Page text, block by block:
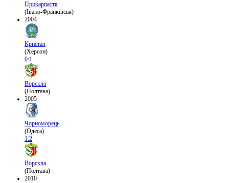
Прикарпаття
(Івано-Франківськ)
2004
Кристал
(Херсон)
0:1
Ворскла
(Полтава)
2005
Чорноморець
(Одеса)
1:2
Ворскла
(Полтава)
2010